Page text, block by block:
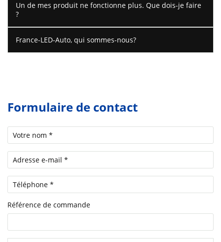
Un de mes produit ne fonctionne plus. Que dois-je faire
?
France-LED-Auto, qui sommes-nous?
Formulaire de contact
Référence de commande